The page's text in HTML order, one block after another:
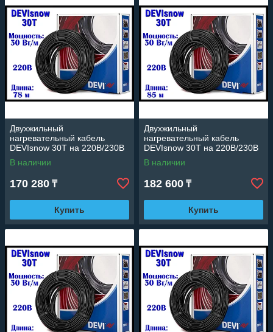
Двухжильный
нагревательный кабель
DEVIsnow 30T на 220В/230В
- 78 м. (DTCE-30, длина: 78
м., мощность: 2340 Вт)
В наличии
170 280 ₸
Купить
Двухжильный
нагревательный кабель
DEVIsnow 30T на 220В/230В
- 85 м. (DTCE-30, длина: 85
м., мощность: 2420 Вт)
В наличии
182 600 ₸
Купить